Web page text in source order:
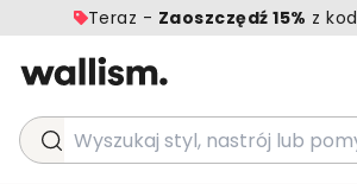
Teraz - Zaoszczędź 15% z
Wyszukaj styl, nastrój lub pomysł...